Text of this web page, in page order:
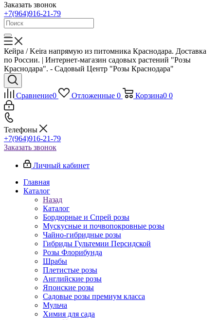
Заказать звонок
+7(964)916-21-79
Кейра / Keira напрямую из питомника Краснодара. Доставка
по России. | Интернет-магазин садовых растений "Розы
Краснодара". - Садовый Центр "Розы Краснодара"
Сравнение0 Отложенные 0 Корзина0 0
Телефоны
+7(964)916-21-79
Заказать звонок
Личный кабинет
Главная
Каталог
Назад
Каталог
Бордюрные и Спрей розы
Мускусные и почвопокровные розы
Чайно-гибридные розы
Гибриды Гультемии Персидской
Розы Флорибунда
Шрабы
Плетистые розы
Английские розы
Японские розы
Садовые розы премиум класса
Мульча
Химия для сада